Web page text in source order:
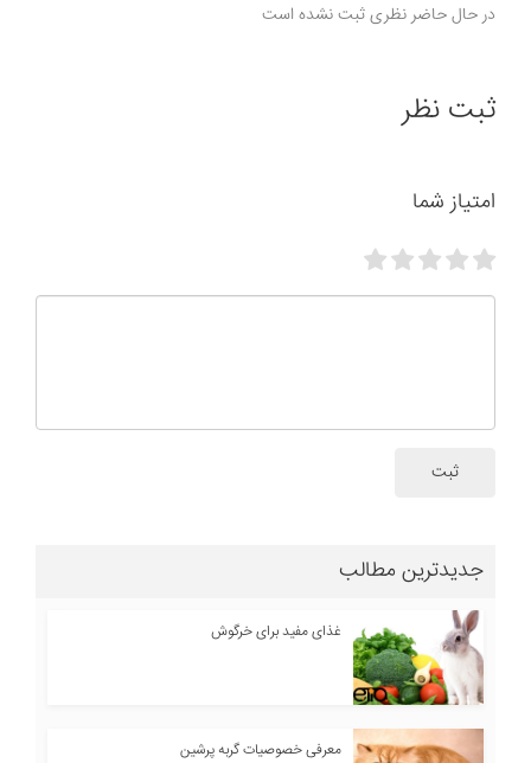
در حال حاضر نظری ثبت نشده است
ثبت نظر
امتیاز شما
ثبت
جدیدترین مطالب
غذای مفید برای خرگوش
معرفی خصوصیات گربه پرشین